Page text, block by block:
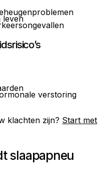
leven
verstoring
klachten zijn? Start met
slaapapneu